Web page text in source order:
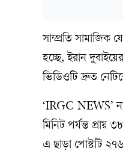
সাম্প্রতি সামাজিক
হচ্ছে, ইরান
ভিডিওটি দ্রুত
‘IRGC NEWS’
মিনিট পর্যন্ত
এ ছাড়া পোস্টটি